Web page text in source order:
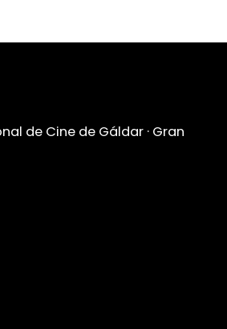
de Cine de Gáldar · Gran